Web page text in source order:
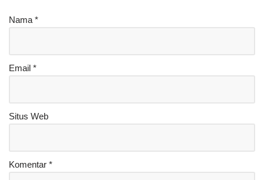
Nama *
Email *
Situs Web
Komentar *